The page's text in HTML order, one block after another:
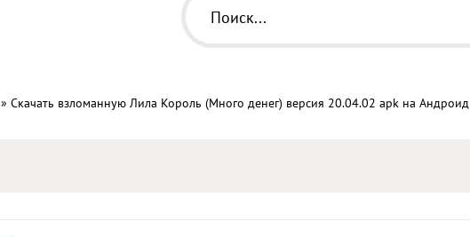
» Скачать взломанную Лила Король (Много денег) версия 20.04.02 apk на Андроид